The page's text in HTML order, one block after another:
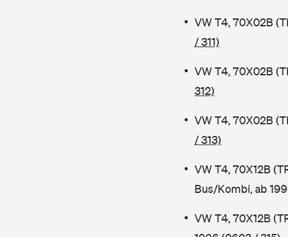
VW T4, 70X02B
/ 311)
VW T4, 70X02B
312)
VW T4, 70X02B
/ 313)
VW T4, 70X12B
Bus/Kombi, ab
VW T4, 70X12B